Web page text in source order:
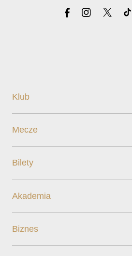
Klub
Mecze
Bilety
Akademia
Biznes